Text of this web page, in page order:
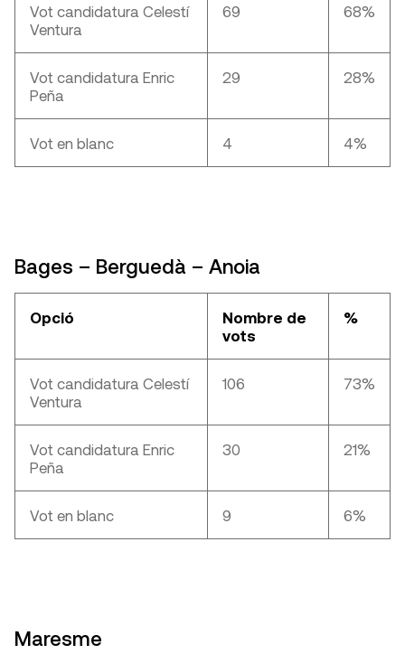
Vot candidatura Celestí
Ventura
69 68%
Vot candidatura Enric
Peña
29 28%
Vot en blanc 4 4%
Bages – Berguedà – Anoia
Opció
Nombre de
vots
%
Vot candidatura Celestí
Ventura
106 73%
Vot candidatura Enric
Peña
30 21%
Vot en blanc 9 6%
Maresme